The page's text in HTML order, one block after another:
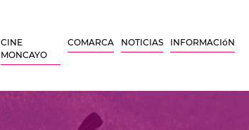
CINE
MONCAYO
COMARCA NOTICIAS INFORMACIóN